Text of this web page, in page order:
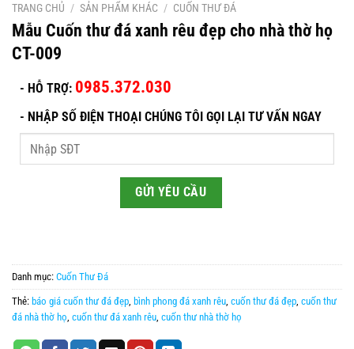
TRANG CHỦ / SẢN PHẨM KHÁC / CUỐN THƯ ĐÁ
Mẫu Cuốn thư đá xanh rêu đẹp cho nhà thờ họ
CT-009
- HỖ TRỢ: 0985.372.030
- NHẬP SỐ ĐIỆN THOẠI CHÚNG TÔI GỌI LẠI TƯ VẤN NGAY
Danh mục: Cuốn Thư Đá
Thẻ: báo giá cuốn thư đá đẹp, bình phong đá xanh rêu, cuốn thư đá đẹp, cuốn thư
đá nhà thờ họ, cuốn thư đá xanh rêu, cuốn thư nhà thờ họ